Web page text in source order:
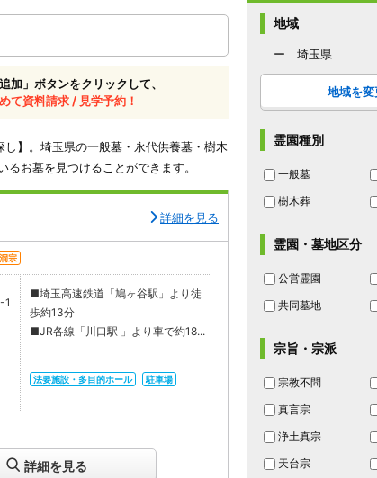
加」ボタンをクリックして、
て資料請求 / 見学予約！
】。埼玉県の一般墓・永代供養墓・樹木
お墓を見つけることができます。
詳細を見る
宗
1
■埼玉高速鉄道「鳩ヶ谷駅」より徒
歩約13分
■JR各線「川口駅 」より車で約18...
法要施設・多目的ホール 駐車場
詳細を見る
地域
ー 埼玉県
地域を変
霊園種別
一般墓
樹木葬
霊園・墓地区分
公営霊園
共同墓地
宗旨・宗派
宗教不問
真言宗
浄土真宗
天台宗